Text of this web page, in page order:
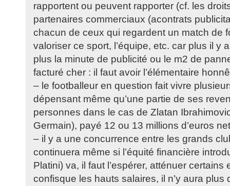
rapportent ou peuvent rapporter (cf. les
partenaires commerciaux (acontrats
chacun de ceux qui regardent un match de
valoriser ce sport, l’équipe, etc. car plus il y
plus la minute de publicité ou le m2 de
facturé cher : il faut avoir l’élémentaire
– le footballeur en question fait vivre
dépensant même qu’une partie de ses
personnes dans le cas de Zlatan
Germain), payé 12 ou 13 millions d’euros
– il y a une concurrence entre les grands
continuera même si l’équité financière
Platini) va, il faut l’espérer, atténuer certains
confisque les hauts salaires, il n’y aura plus